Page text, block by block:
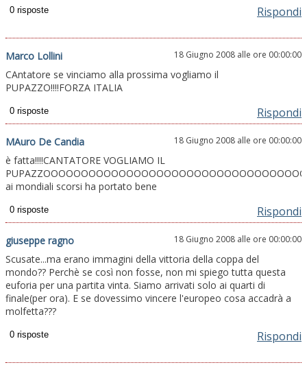
Rispondi
Marco Lollini 18 Giugno 2008 alle ore 00:00:00
CAntatore se vinciamo alla prossima vogliamo il
PUPAZZO!!!!FORZA ITALIA
Rispondi
MAuro De Candia 18 Giugno 2008 alle ore 00:00:00
è fatta!!!!CANTATORE VOGLIAMO IL
ai mondiali scorsi ha portato bene
Rispondi
giuseppe ragno 18 Giugno 2008 alle ore 00:00:00
Scusate...ma erano immagini della vittoria della coppa del
mondo?? Perchè se così non fosse, non mi spiego tutta questa
euforia per una partita vinta. Siamo arrivati solo ai quarti di
finale(per ora). E se dovessimo vincere l'europeo cosa accadrà a
molfetta???
Rispondi